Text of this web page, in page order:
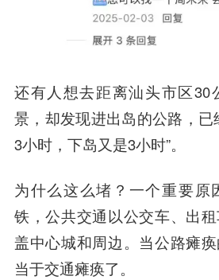
还有人想去距离汕头市区30
景，却发现进出岛的公路，已
3小时，下岛又是3小时”。
为什么这么堵？一个重要原
铁，公共交通以公交车、出
盖中心城和周边。当公路瘫
当于交通瘫痪了。